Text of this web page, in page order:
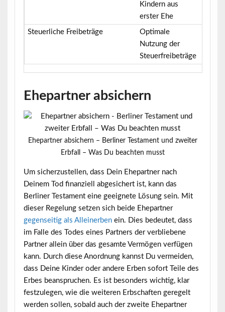
Kindern aus
erster Ehe
Steuerliche Freibeträge
Optimale
Nutzung der
Steuerfreibeträge
Ehepartner absichern
Ehepartner absichern – Berliner Testament und zweiter
Erbfall – Was Du beachten musst
Um sicherzustellen, dass Dein Ehepartner nach
Deinem Tod finanziell abgesichert ist, kann das
Berliner Testament eine geeignete Lösung sein. Mit
dieser Regelung setzen sich beide Ehepartner
gegenseitig als Alleinerbenein. Dies bedeutet, dass
im Falle des Todes eines Partners der verbliebene
Partner allein über das gesamte Vermögen verfügen
kann. Durch diese Anordnung kannst Du vermeiden,
dass Deine Kinder oder andere Erben sofort Teile des
Erbes beanspruchen. Es ist besonders wichtig, klar
festzulegen, wie die weiteren Erbschaften geregelt
werden sollen, sobald auch der zweite Ehepartner